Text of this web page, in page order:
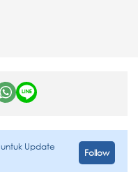
untuk Update
Follow